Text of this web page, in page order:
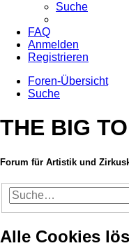
Suche
FAQ
Anmelden
Registrieren
Foren-Übersicht
Suche
THE BIG
Forum für Artistik und
Alle Cookies